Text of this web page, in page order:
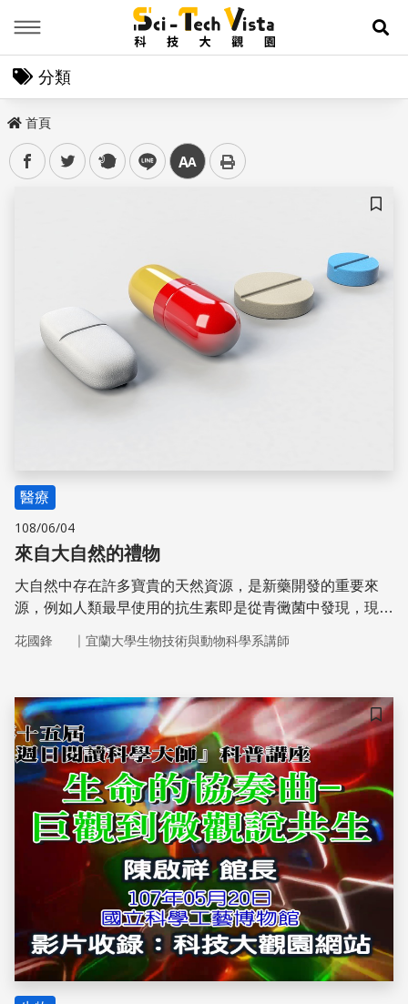
展
分類
首頁
facebooktwitter plurk line 中
儲存
醫療
108/06/04
來自大自然的禮物
大自然中存在許多寶貴的天然資源，是新藥開發的重要來
源，例如人類最早使用的抗生素即是從青黴菌中發現，現在
現。
花國鋒 ｜ 宜蘭大學生物技術與動物科學系講師
儲存